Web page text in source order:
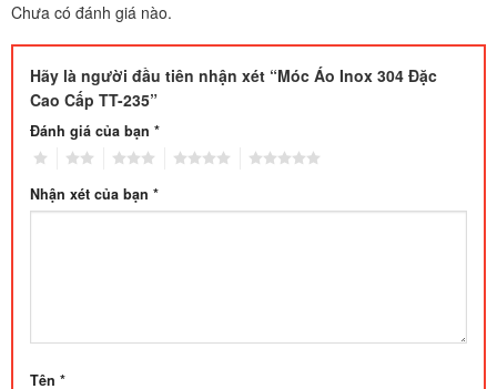
Chưa có đánh giá nào.
Hãy là người đầu tiên nhận xét “Móc Áo Inox 304 Đặc
Cao Cấp TT-235”
Đánh giá của bạn *
Nhận xét của bạn *
Tên *